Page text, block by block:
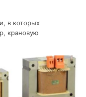
в которых
крановую